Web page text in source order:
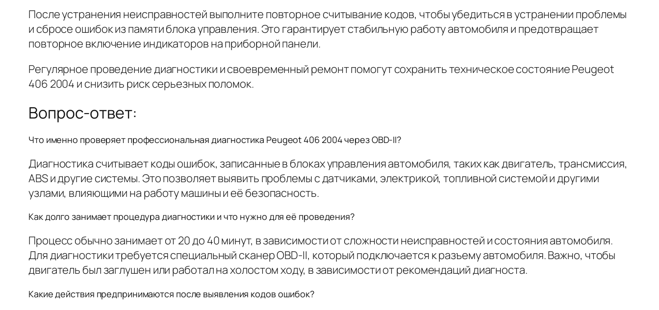
После устранения неисправностей выполните повторное считывание кодов, чтобы убедиться в устранении проблемы
и сбросе ошибок из памяти блока управления. Это гарантирует стабильную работу автомобиля и предотвращает
повторное включение индикаторов на приборной панели.
Регулярное проведение диагностики и своевременный ремонт помогут сохранить техническое состояние Peugeot
406 2004 и снизить риск серьезных поломок.
Вопрос-ответ:
Что именно проверяет профессиональная диагностика Peugeot 406 2004 через OBD-II?
Диагностика считывает коды ошибок, записанные в блоках управления автомобиля, таких как двигатель, трансмиссия,
ABS и другие системы. Это позволяет выявить проблемы с датчиками, электрикой, топливной системой и другими
узлами, влияющими на работу машины и её безопасность.
Как долго занимает процедура диагностики и что нужно для её проведения?
Процесс обычно занимает от 20 до 40 минут, в зависимости от сложности неисправностей и состояния автомобиля.
Для диагностики требуется специальный сканер OBD-II, который подключается к разъему автомобиля. Важно, чтобы
двигатель был заглушен или работал на холостом ходу, в зависимости от рекомендаций диагноста.
Какие действия предпринимаются после выявления кодов ошибок?